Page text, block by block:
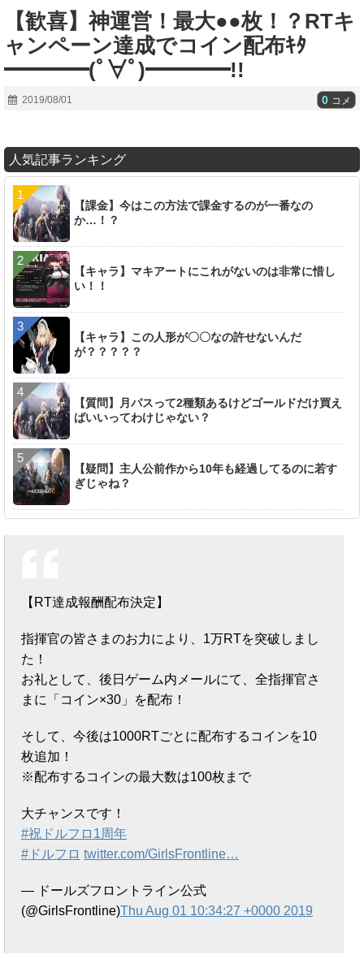
【歓喜】神運営！最大●●枚！？RTキ
ャンペーン達成でコイン配布ｷﾀ
━━━━(ﾟ∀ﾟ)━━━━!!
2019/08/01 0 コメ
人気記事ランキング
【課金】今はこの方法で課金するのが一番なの
か…！？
【キャラ】マキアートにこれがないのは非常に惜し
い！！
【キャラ】この人形が〇〇なの許せないんだ
が？？？？？
【質問】月パスって2種類あるけどゴールドだけ買え
ばいいってわけじゃない？
【疑問】主人公前作から10年も経過してるのに若す
ぎじゃね？
【RT達成報酬配布決定】
指揮官の皆さまのお力により、1万RTを突破しまし
た！
お礼として、後日ゲーム内メールにて、全指揮官さ
まに「コイン×30」を配布！
そして、今後は1000RTごとに配布するコインを10
枚追加！
※配布するコインの最大数は100枚まで
大チャンスです！
#祝ドルフロ1周年
#ドルフロ twitter.com/GirlsFrontline…
— ドールズフロントライン公式
(@GirlsFrontline)Thu Aug 01 10:34:27 +0000 2019